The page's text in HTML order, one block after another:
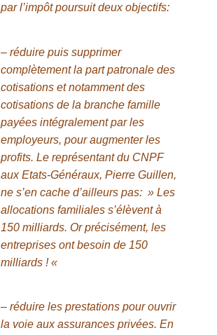
par l’impôt poursuit deux objectifs:
– réduire puis supprimer
complètement la part patronale des
cotisations et notamment des
cotisations de la branche famille
payées intégralement par les
employeurs, pour augmenter les
profits. Le représentant du CNPF
aux Etats-Généraux, Pierre Guillen,
ne s’en cache d’ailleurs pas: » Les
allocations familiales s’élèvent à
150 milliards. Or précisément, les
entreprises ont besoin de 150
milliards ! «
– réduire les prestations pour ouvrir
la voie aux assurances privées. En